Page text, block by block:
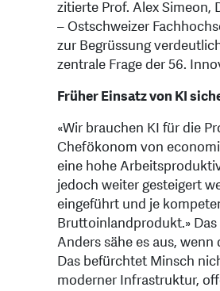
zitierte Prof. Alex Simeon,
– Ostschweizer
zur Begrüssung
zentrale Frage der 56.
Früher Einsatz von KI
«Wir brauchen KI für die
Chefökonom von
eine hohe
jedoch weiter gesteigert
eingeführt und je
Bruttoinlandprodukt.»
Anders sähe es aus,
Das befürchtet Minsch
moderner Infrastruktur,